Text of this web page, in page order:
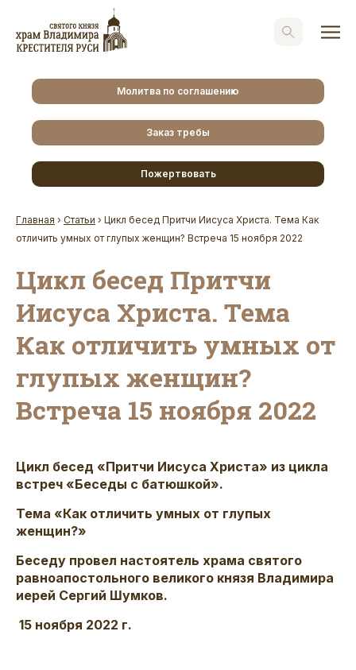
Молитва по соглашению
Заказ требы
Пожертвовать
Главная › Статьи › Цикл бесед Притчи Иисуса Христа. Тема Как
отличить умных от глупых женщин? Встреча 15 ноября 2022
Цикл бесед Притчи
Иисуса Христа. Тема
Как отличить умных от
глупых женщин?
Встреча 15 ноября 2022
Цикл бесед «Притчи Иисуса Христа» из цикла
встреч «Беседы с батюшкой».
Тема «Как отличить умных от глупых
женщин?»
Беседу провел настоятель храма святого
равноапостольного великого князя Владимира
иерей Сергий Шумков.
15 ноября 2022 г.